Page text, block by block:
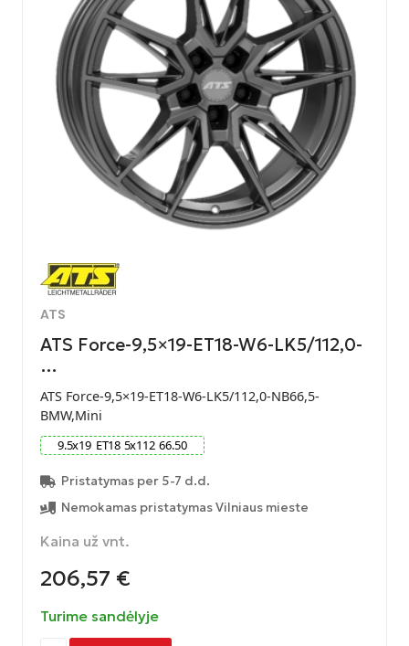
ATS
ATS Force-9,5×19-ET18-W6-LK5/112,0-
…
ATS Force-9,5×19-ET18-W6-LK5/112,0-NB66,5-
BMW,Mini
9.5x19 ET18 5x112 66.50
Pristatymas per 5-7 d.d.
Nemokamas pristatymas Vilniaus mieste
Kaina už vnt.
206,57 €
Turime sandėlyje